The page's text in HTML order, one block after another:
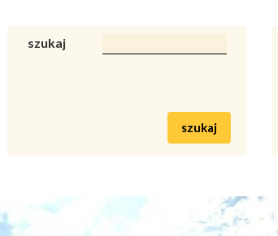
szukaj
szukaj